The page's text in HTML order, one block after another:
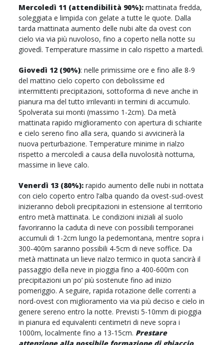
Mercoledì 11 (attendibilità 90%): mattinata fredda,
soleggiata e limpida con gelate a tutte le quote. Dalla
tarda mattinata aumento delle nubi alte da ovest con
cielo via via più nuvoloso, fino a coperto nella notte su
giovedì. Temperature massime in calo rispetto a martedì.
Giovedì 12 (90%): nelle primissime ore e fino alle 8-9
del mattino cielo coperto con debolissime ed
intermittenti precipitazioni, sottoforma di neve anche in
pianura ma del tutto irrilevanti in termini di accumulo.
Spolverata sui monti (massimo 1-2cm). Da metà
mattinata rapido miglioramento con apertura di schiarite
e cielo sereno fino alla sera, quando si avvicinerà la
nuova perturbazione. Temperature minime in rialzo
rispetto a mercoledì a causa della nuvolosità notturna,
massime in lieve calo.
Venerdì 13 (80%): rapido aumento delle nubi in nottata
con cielo coperto entro l’alba quando da ovest-sud-ovest
inizieranno deboli precipitazioni in estensione al territorio
entro metà mattinata. Le condizioni iniziali al suolo
favoriranno la caduta di neve con possibili temporanei
accumuli di 1-2cm lungo la pedemontana, mentre sopra i
300-400m saranno possibili 4-5cm di neve soffice. Da
metà mattinata un lieve rialzo termico in quota sancirà il
passaggio della neve in pioggia fino a 400-600m con
precipitazioni un po’ più sostenute fino ad inizio
pomeriggio. A seguire, rapida rotazione delle correnti a
nord-ovest con miglioramento via via più deciso e cielo in
genere sereno entro la notte. Previsti 5-10mm di pioggia
in pianura ed equivalenti centimetri di neve sopra i
1000m, localmente fino a 13-15cm. Prestare
attenzione alla possibile formazione di ghiaccio